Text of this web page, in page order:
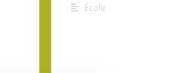
École